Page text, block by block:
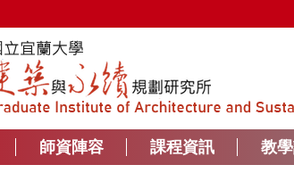
師資陣容 課程資訊 教